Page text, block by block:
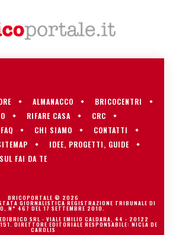
ALMANACCO
BRICOCENTRI
RIFARE CASA
CRC
FAQ CHI SIAMO
CONTATTI
IDEE, PROGETTI, GUIDE
FAI DA TE
BRICOPORTALE © 2026
GIORNALISTICA REGISTRAZIONE TRIBUNALE DI
N° 467 DEL 17 SETTEMBRE 2010.
SRL - VIALE EMILIO CALDARA, 44 - 20122
DIRETTORE EDITORIALE RESPONSABILE: NICLA DE
CAROLIS